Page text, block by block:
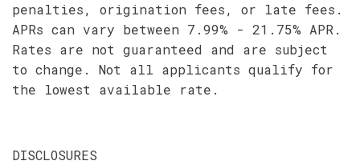
penalties, origination fees, or late fees.
APRs can vary between 7.99% - 21.75% APR.
Rates are not guaranteed and are subject
to change. Not all applicants qualify for
the lowest available rate.
DISCLOSURES